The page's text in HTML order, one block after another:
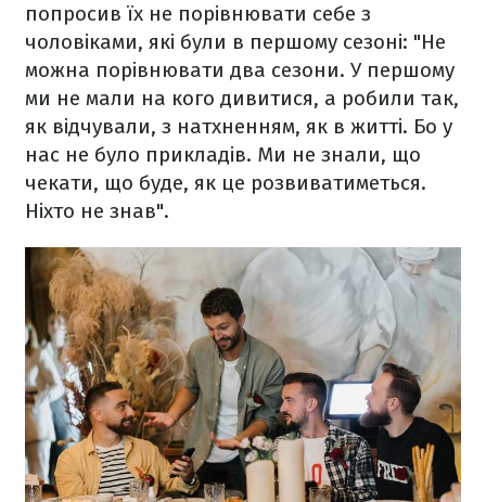
попросив їх не порівнювати себе з
чоловіками, які були в першому сезоні: "Не
можна порівнювати два сезони. У першому
ми не мали на кого дивитися, а робили так,
як відчували, з натхненням, як в житті. Бо у
нас не було прикладів. Ми не знали, що
чекати, що буде, як це розвиватиметься.
Ніхто не знав".